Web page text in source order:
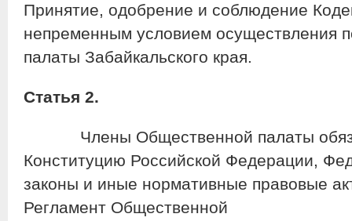
Принятие, одобрение и соблюдение
непременным условием осуществления
палаты Забайкальского края.
Статья 2.
Члены Общественной палаты
Конституцию Российской Федерации,
законы и иные нормативные правовые
Регламент Общественной